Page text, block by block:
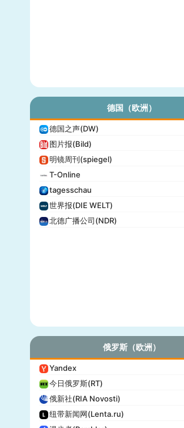
德国（欧洲）
德国之声(DW)
图片报(Bild)
明镜周刊(spiegel)
T-Online
tagesschau
世界报(DIE WELT)
北德广播公司(NDR)
俄罗斯（欧洲）
Yandex
今日俄罗斯(RT)
俄新社(RIA Novosti)
纽带新闻网(Lenta.ru)